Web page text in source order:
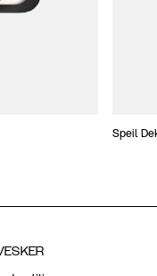
Speil